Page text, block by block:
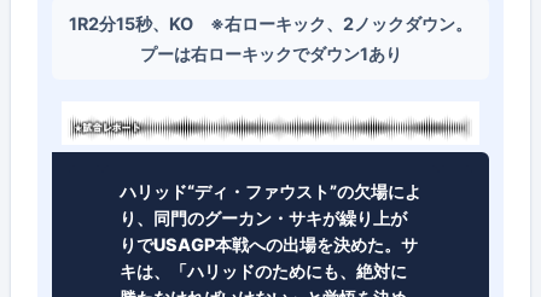
1R2分15秒、KO ※右ローキック、2ノックダウン。
プーは右ローキックでダウン1あり
ハリッド“ディ・ファウスト”の欠場によ
り、同門のグーカン・サキが繰り上が
りでUSAGP本戦への出場を決めた。サ
キは、「ハリッドのためにも、絶対に